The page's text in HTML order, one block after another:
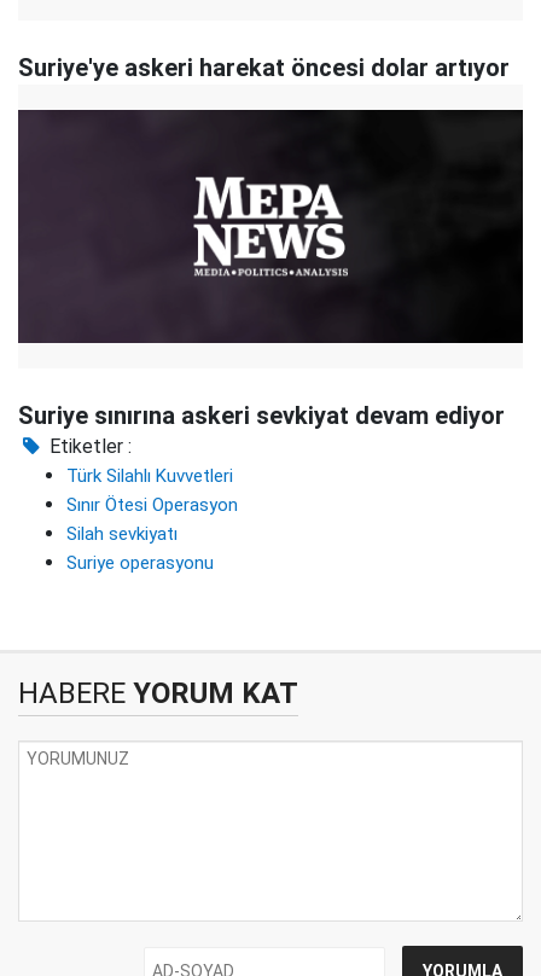
Suriye'ye askeri harekat öncesi dolar artıyor
Suriye sınırına askeri sevkiyat devam ediyor
Etiketler :
Türk Silahlı Kuvvetleri
Sınır Ötesi Operasyon
Silah sevkiyatı
Suriye operasyonu
HABERE YORUM KAT